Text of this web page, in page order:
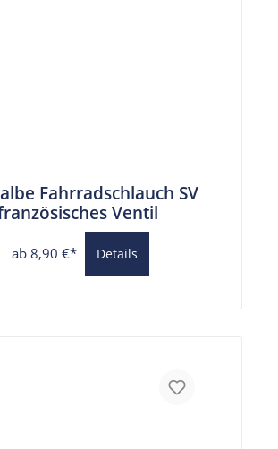
Fahrradschlauch SV
Ventil
ab 8,90 €* Details